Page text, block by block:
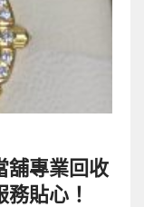
舖專業回收
貼心！